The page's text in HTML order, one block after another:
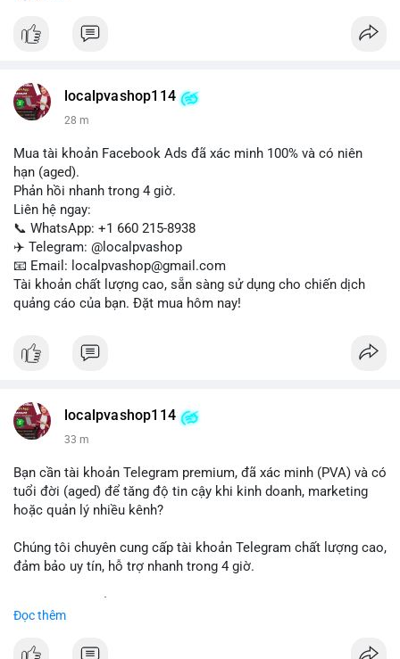
✈️ Telegram: @localpvashop
📧 Email: localpvashop@gmail.com
localpvashop114
28 m
Mua tài khoản Facebook Ads đã xác minh 100% và có niên
hạn (aged).
Phản hồi nhanh trong 4 giờ.
Liên hệ ngay:
📞 WhatsApp: +1 660 215-8938
✈️ Telegram: @localpvashop
📧 Email: localpvashop@gmail.com
Tài khoản chất lượng cao, sẵn sàng sử dụng cho chiến dịch
quảng cáo của bạn. Đặt mua hôm nay!
localpvashop114
33 m
Bạn cần tài khoản Telegram premium, đã xác minh (PVA) và có
tuổi đời (aged) để tăng độ tin cậy khi kinh doanh, marketing
hoặc quản lý nhiều kênh?
Chúng tôi chuyên cung cấp tài khoản Telegram chất lượng cao,
đảm bảo uy tín, hỗ trợ nhanh trong 4 giờ.
📞 WhatsApp: +1 660 215-8938
Đọc thêm